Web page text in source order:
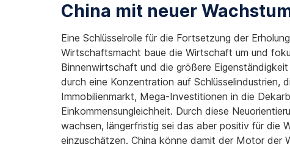
China mit neuer
Eine Schlüsselrolle für die Fortsetzung der
Wirtschaftsmacht baue die Wirtschaft um und
Binnenwirtschaft und die größere
durch eine Konzentration auf Schlüsselindustrien,
Immobilienmarkt, Mega-Investitionen in die
Einkommensungleichheit. Durch diese
wachsen, längerfristig sei das aber positiv für die
einzuschätzen. China könne damit der Motor der